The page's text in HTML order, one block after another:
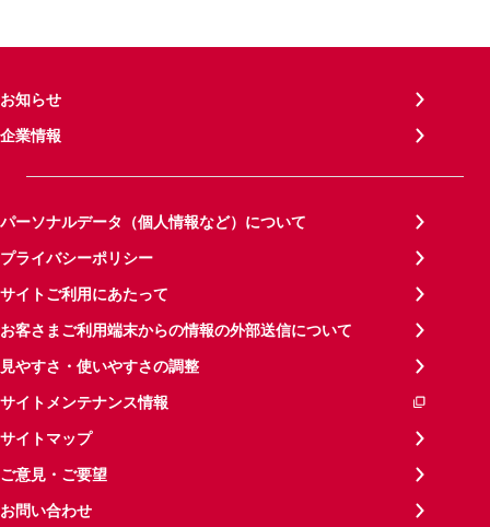
お知らせ
企業情報
パーソナルデータ（個人情報など）について
プライバシーポリシー
サイトご利用にあたって
お客さまご利用端末からの情報の外部送信について
見やすさ・使いやすさの調整
サイトメンテナンス情報
サイトマップ
ご意見・ご要望
お問い合わせ